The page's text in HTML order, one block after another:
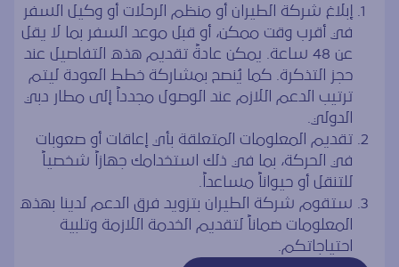
إبلاغ شركة الطيران أو منظم الرحلات أو وكيل السفر
في أقرب وقت ممكن، أو قبل موعد السفر بما لا يقل
عن 48 ساعة. يمكن عادةً تقديم هذه التفاصيل عند
حجز التذكرة. كما يُنصح بمشاركة خطط العودة ليتم
ترتيب الدعم اللازم عند الوصول مجدداً إلى مطار دبي
الدولي.
تقديم المعلومات المتعلقة بأي إعاقات أو صعوبات
في الحركة، بما في ذلك استخدامك جهازاً شخصياً
للتنقل أو حيواناً مساعداً.
ستقوم شركة الطيران بتزويد فرق الدعم لدينا بهذه
المعلومات ضماناً لتقديم الخدمة اللازمة وتلبية
احتياجاتكم.